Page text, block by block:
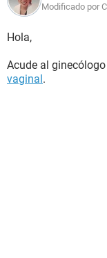
Modificado por
Hola,
Acude al
vaginal.